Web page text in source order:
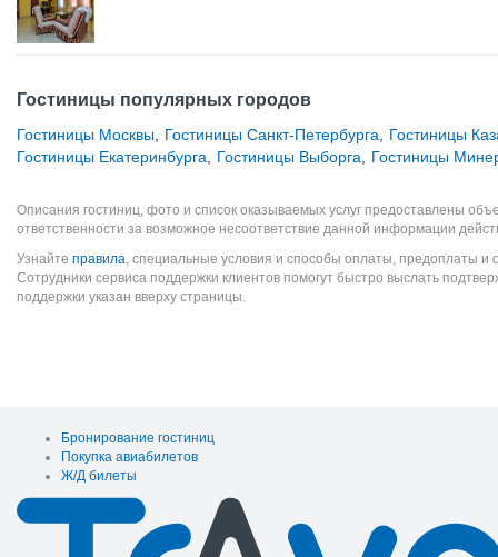
Гостиницы популярных городов
Гостиницы Москвы Гостиницы Санкт-Петербурга
Гостиницы
Гостиницы Екатеринбурга
Гостиницы Выборга Гостиницы
Описания гостиниц, фото и список оказываемых услуг предоставлены
ответственности за возможное несоответствие данной информации
Узнайте правила, специальные условия и способы оплаты, предоплаты и
Сотрудники сервиса поддержки клиентов помогут быстро выслать
поддержки указан вверху страницы.
Бронирование гостиниц
Покупка авиабилетов
Ж/Д билеты